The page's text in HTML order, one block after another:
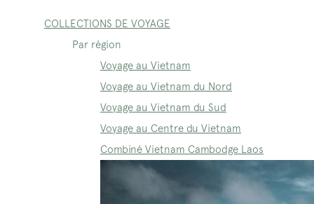
COLLECTIONS DE VOYAGE
Par région
Voyage au Vietnam
Voyage au Vietnam du Nord
Voyage au Vietnam du Sud
Voyage au Centre du Vietnam
Combiné Vietnam Cambodge Laos